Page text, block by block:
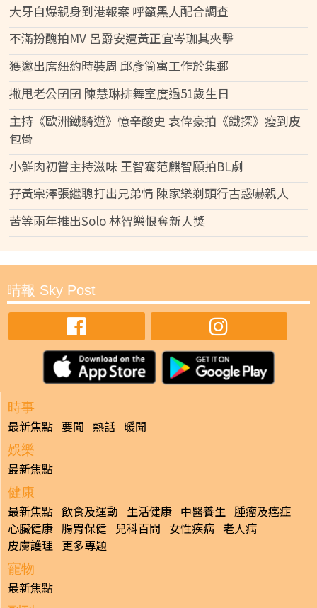
大牙自爆親身到港報案 呼籲黑人配合調查
不滿扮醜拍MV 呂爵安遭黃正宜岑珈其夾擊
獲邀出席紐約時裝周 邱彥筒寓工作於集郵
撇甩老公囝囝 陳慧琳排舞室度過51歲生日
主持《歐洲鐵騎遊》憶辛酸史 袁偉豪拍《鐵探》瘦到皮
包骨
小鮮肉初嘗主持滋味 王智騫范麒智願拍BL劇
孖黃宗澤張繼聰打出兄弟情 陳家樂剃頭行古惑嚇親人
苦等兩年推出Solo 林智樂恨奪新人獎
晴報 Sky Post
時事
最新焦點 要聞 熱話 暖聞
娛樂
最新焦點
健康
最新焦點 飲食及運動 生活健康 中醫養生 腫瘤及癌症
心臟健康 腸胃保健 兒科百問 女性疾病 老人病
皮膚護理 更多專題
寵物
最新焦點